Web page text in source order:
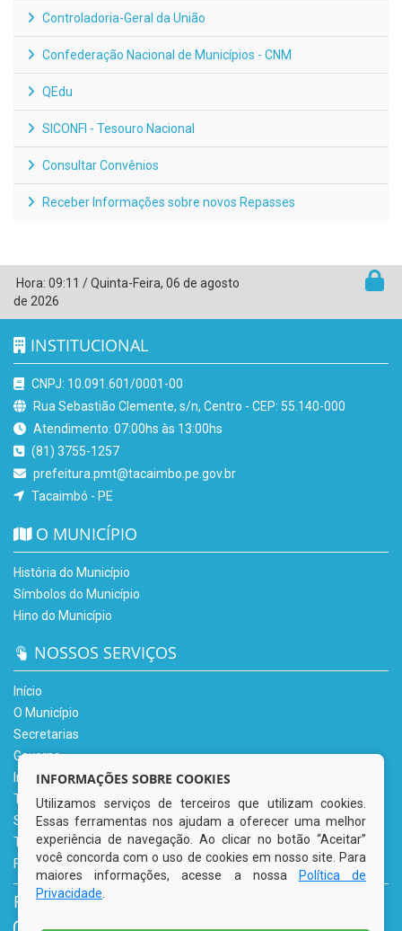
Controladoria-Geral da União
Confederação Nacional de Municípios - CNM
QEdu
SICONFI - Tesouro Nacional
Consultar Convênios
Receber Informações sobre novos Repasses
Hora: 09:11 /Quinta-Feira, 06 de agosto
de 2026
INSTITUCIONAL
CNPJ: 10.091.601/0001-00
Rua Sebastião Clemente, s/n, Centro - CEP: 55.140-000
Atendimento: 07:00hs às 13:00hs
(81) 3755-1257
prefeitura.pmt@tacaimbo.pe.gov.br
Tacaimbó - PE
O MUNICÍPIO
História do Município
Símbolos do Município
Hino do Município
NOSSOS SERVIÇOS
Início
O Município
Secretarias
Governo
Informe-se
Transparência
Serviços Digitais
Tributário
Fale Conosco
REDES SOCIAIS
INFORMAÇÕES SOBRE COOKIES
Utilizamos serviços de terceiros que utilizam cookies.
Essas ferramentas nos ajudam a oferecer uma melhor
experiência de navegação. Ao clicar no botão “Aceitar”
você concorda com o uso de cookies em nosso site. Para
maiores informações, acesse a nossa
Política de
Privacidade